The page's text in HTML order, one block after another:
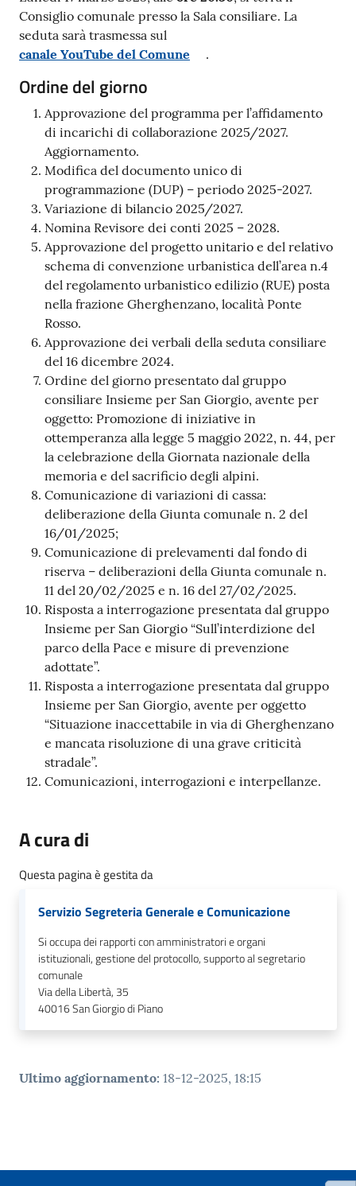
b
o
P
r
e
Tutti
argomenti...
Seguici
Consiglio comunale presso la Sala consiliare. La
seduta sarà trasmessa sul
canale YouTube del Comune
.
Ordine del giorno
Approvazione del programma per l’affidamento
di incarichi di collaborazione 2025/2027.
Aggiornamento.
Modifica del documento unico di
programmazione (DUP) – periodo 2025-2027.
Variazione di bilancio 2025/2027.
Nomina Revisore dei conti 2025 – 2028.
Approvazione del progetto unitario e del relativo
schema di convenzione urbanistica dell’area n.4
del regolamento urbanistico edilizio (RUE) posta
nella frazione Gherghenzano, località Ponte
Rosso.
Approvazione dei verbali della seduta consiliare
del 16 dicembre 2024.
Ordine del giorno presentato dal gruppo
consiliare Insieme per San Giorgio, avente per
oggetto: Promozione di iniziative in
ottemperanza alla legge 5 maggio 2022, n. 44, per
la celebrazione della Giornata nazionale della
memoria e del sacrificio degli alpini.
Comunicazione di variazioni di cassa:
deliberazione della Giunta comunale n. 2 del
16/01/2025;
Comunicazione di prelevamenti dal fondo di
riserva – deliberazioni della Giunta comunale n.
11 del 20/02/2025 e n. 16 del 27/02/2025.
Risposta a interrogazione presentata dal gruppo
Insieme per San Giorgio “Sull’interdizione del
parco della Pace e misure di prevenzione
adottate”.
Risposta a interrogazione presentata dal gruppo
Insieme per San Giorgio, avente per oggetto
“Situazione inaccettabile in via di Gherghenzano
e mancata risoluzione di una grave criticità
stradale”.
Comunicazioni, interrogazioni e interpellanze.
A cura di
Questa pagina è gestita da
Servizio Segreteria Generale e Comunicazione
Si occupa dei rapporti con amministratori e organi
istituzionali, gestione del protocollo, supporto al segretario
comunale
Via della Libertà, 35
40016San Giorgio di Piano
Ultimo aggiornamento: 18-12-2025, 18:15